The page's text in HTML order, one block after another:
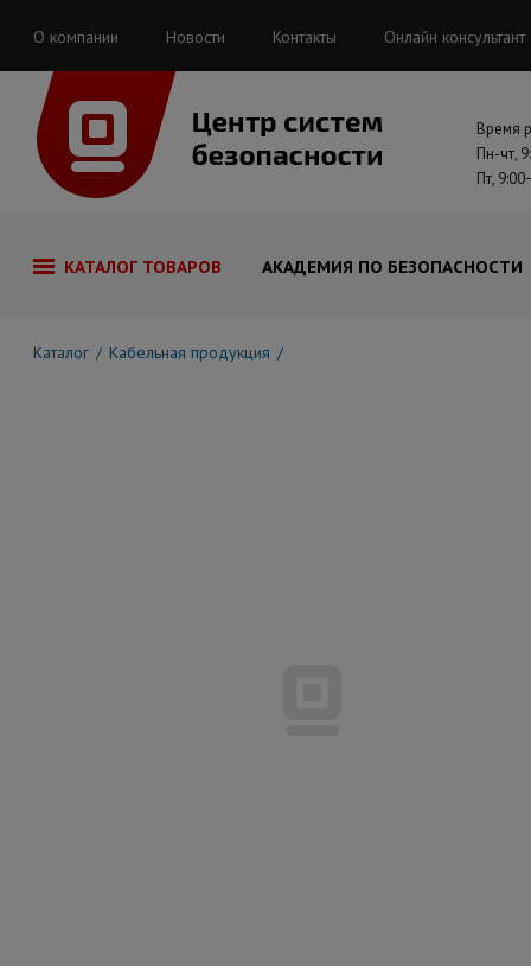
О компании Новости Контакты Онлайн консультант
Время
Пн-чт,
Пт,
КАТАЛОГ ТОВАРОВ АКАДЕМИЯ ПО БЕЗОПАСНОСТИ
Каталог Кабельная продукция